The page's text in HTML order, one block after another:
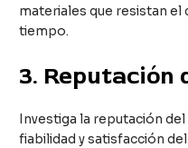
materiales que resistan el
tiempo.
3. Reputación
Investiga la reputación
fiabilidad y satisfacción